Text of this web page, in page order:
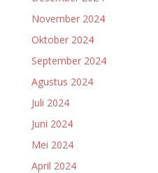
November 2024
Oktober 2024
September 2024
Agustus 2024
Juli 2024
Juni 2024
Mei 2024
April 2024